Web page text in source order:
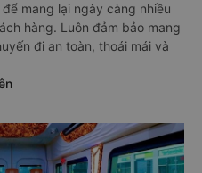
mang lại ngày càng nhiều
hàng. Luôn đảm bảo mang
đi an toàn, thoái mái và